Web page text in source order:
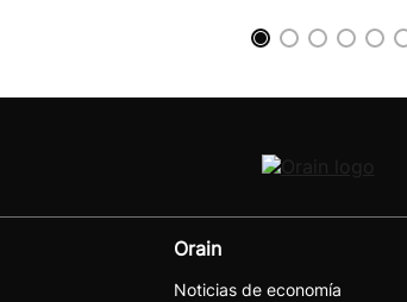
Orain
Noticias de economía